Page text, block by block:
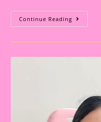
Continue Reading
De
Ano
Infantil
Ensino